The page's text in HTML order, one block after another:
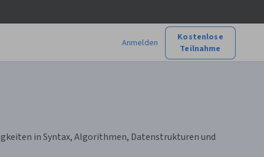
Anmelden
Kostenlose
Teilnahme
in Syntax, Algorithmen, Datenstrukturen und